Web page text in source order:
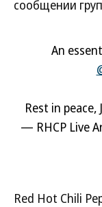
сообщении
An
Rest in peace,
— RHCP Live
Red Hot Chili